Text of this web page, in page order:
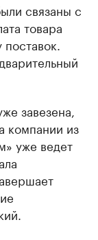
связаны с
товара
завезена,
компании из
уже ведет